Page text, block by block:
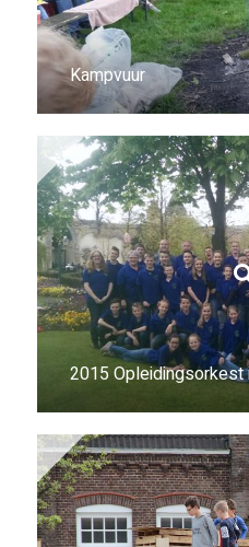
Kampvuur
2015 Opleidingsorkest